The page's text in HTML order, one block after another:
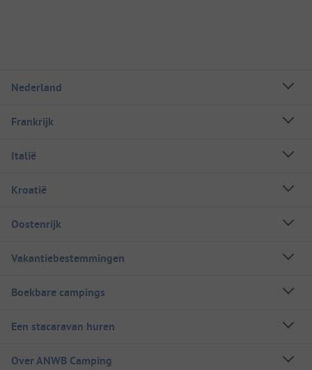
Nederland
Frankrijk
Italië
Kroatië
Oostenrijk
Vakantiebestemmingen
Boekbare campings
Een stacaravan huren
Over ANWB Camping